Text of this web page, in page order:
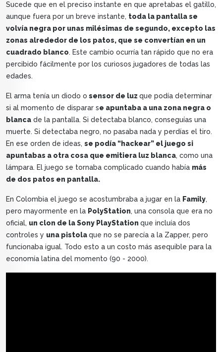
Sucede que en el preciso instante en que apretabas el gatillo,
aunque fuera por un breve instante, toda la pantalla se
volvía negra por unas milésimas de segundo, excepto las
zonas alrededor de los patos, que se convertían en un
cuadrado blanco. Este cambio ocurría tan rápido que no era
percibido fácilmente por los curiosos jugadores de todas las
edades.
El arma tenía un diodo o sensor de luz que podía determinar
si al momento de disparar se apuntaba a una zona negra o
blanca de la pantalla. Si detectaba blanco, conseguías una
muerte. Si detectaba negro, no pasaba nada y perdías el tiro.
En ese orden de ideas, se podía “hackear” el juego si
apuntabas a otra cosa que emitiera luz blanca, como una
lámpara. El juego se tornaba complicado cuando había más
de dos patos en pantalla.
En Colombia el juego se acostumbraba a jugar en la Family,
pero mayormente en la PolyStation, una consola que era no
oficial, un clon de la Sony PlayStation que incluía dos
controles y una pistolaque no se parecía a la Zapper, pero
funcionaba igual. Todo esto a un costo más asequible para la
economía latina del momento (90 - 2000).